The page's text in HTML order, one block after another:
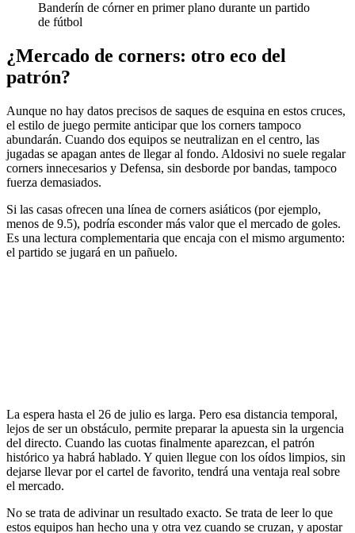
Banderín de córner en primer plano durante un partido
de fútbol
¿Mercado de corners: otro eco del
patrón?
Aunque no hay datos precisos de saques de esquina en estos cruces,
el estilo de juego permite anticipar que los corners tampoco
abundarán. Cuando dos equipos se neutralizan en el centro, las
jugadas se apagan antes de llegar al fondo. Aldosivi no suele regalar
corners innecesarios y Defensa, sin desborde por bandas, tampoco
fuerza demasiados.
Si las casas ofrecen una línea de corners asiáticos (por ejemplo,
menos de 9.5), podría esconder más valor que el mercado de goles.
Es una lectura complementaria que encaja con el mismo argumento:
el partido se jugará en un pañuelo.
La espera hasta el 26 de julio es larga. Pero esa distancia temporal,
lejos de ser un obstáculo, permite preparar la apuesta sin la urgencia
del directo. Cuando las cuotas finalmente aparezcan, el patrón
histórico ya habrá hablado. Y quien llegue con los oídos limpios, sin
dejarse llevar por el cartel de favorito, tendrá una ventaja real sobre
el mercado.
No se trata de adivinar un resultado exacto. Se trata de leer lo que
estos equipos han hecho una y otra vez cuando se cruzan, y apostar